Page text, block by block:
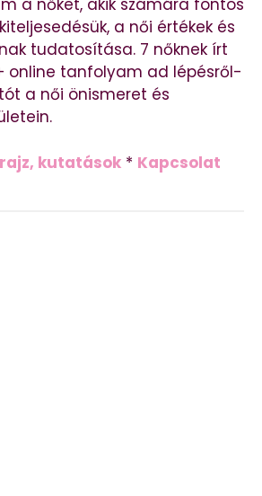
a nőket, akik számára fontos
a női értékek és
tudatosítása. 7 nőknek írt
online tanfolyam ad lépésről-
a női önismeret és
kutatások * Kapcsolat